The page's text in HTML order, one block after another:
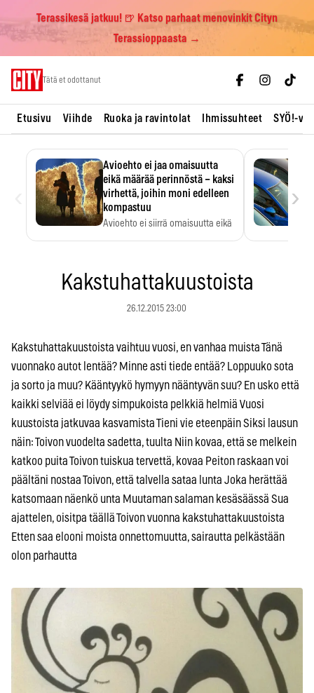
Terassikesä jatkuu! 🍺 Katso parhaat menovinkit Cityn
Terassioppaasta →
Tätä et odottanut
Etusivu Viihde Ruoka ja ravintolat Ihmissuhteet SYÖ!-
Avioehto ei jaa omaisuutta
eikä määrää perinnöstä – kaksi
virhettä, joihin moni edelleen
kompastuu
Avioehto ei siirrä omaisuutta eikä
›
Kakstuhattakuustoista
26.12.2015 23:00
Kakstuhattakuustoista vaihtuu vuosi, en vanhaa muista Tänä
vuonnako autot lentää? Minne asti tiede entää? Loppuuko sota
ja sorto ja muu? Kääntyykö hymyyn nääntyvän suu? En usko että
kaikki selviää ei löydy simpukoista pelkkiä helmiä Vuosi
kuustoista jatkuvaa kasvamista Tieni vie eteenpäin Siksi lausun
näin: Toivon vuodelta sadetta, tuulta Niin kovaa, että se melkein
katkoo puita Toivon tuiskua tervettä, kovaa Peiton raskaan voi
päältäni nostaa Toivon, että talvella sataa lunta Joka herättää
katsomaan näenkö unta Muutaman salaman kesäsäässä Sua
ajattelen, oisitpa täällä Toivon vuonna kakstuhattakuustoista
Etten saa elooni moista onnettomuutta, sairautta pelkästään
olon parhautta